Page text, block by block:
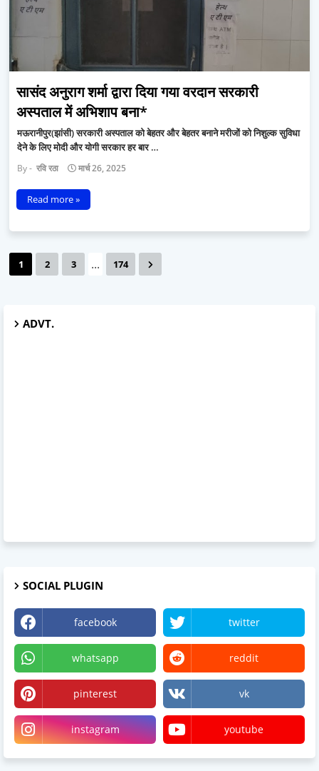
सासंद अनुराग शर्मा द्वारा दिया गया वरदान सरकारी
अस्पताल में अभिशाप बना*
मऊरानीपुर(झांसी) सरकारी अस्पताल को बेहतर और बेहतर बनाने मरीजों को निशुल्क सुविधा
देने के लिए मोदी और योगी सरकार हर बार …
रवि रठा मार्च 26, 2025
Read more »
1 2 3 ... 174
ADVT.
SOCIAL PLUGIN
facebook twitter
whatsapp reddit
pinterest vk
instagram youtube